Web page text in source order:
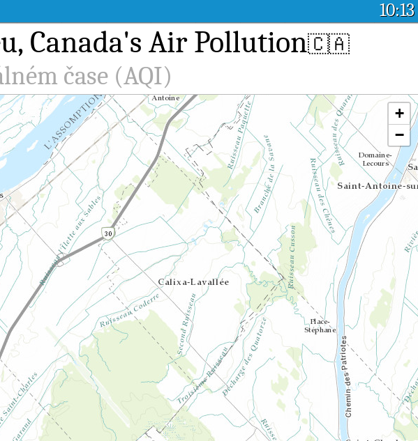
10:13
Canada's Air Pollution🇨🇦
čase (AQI)
+
−